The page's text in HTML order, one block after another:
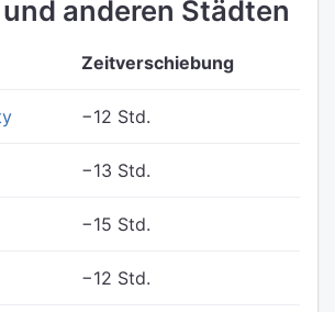
anderen Städten
Zeitverschiebung
−12 Std.
−13 Std.
−15 Std.
−12 Std.